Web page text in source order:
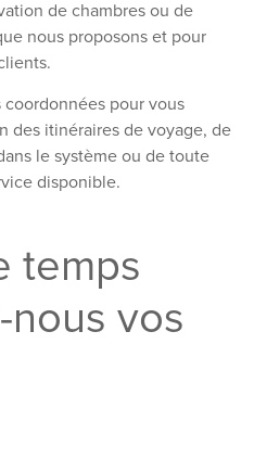
de chambres ou de
nous proposons et pour
pour vous
des itinéraires de voyage, de
le système ou de toute
disponible.
temps
nous vos